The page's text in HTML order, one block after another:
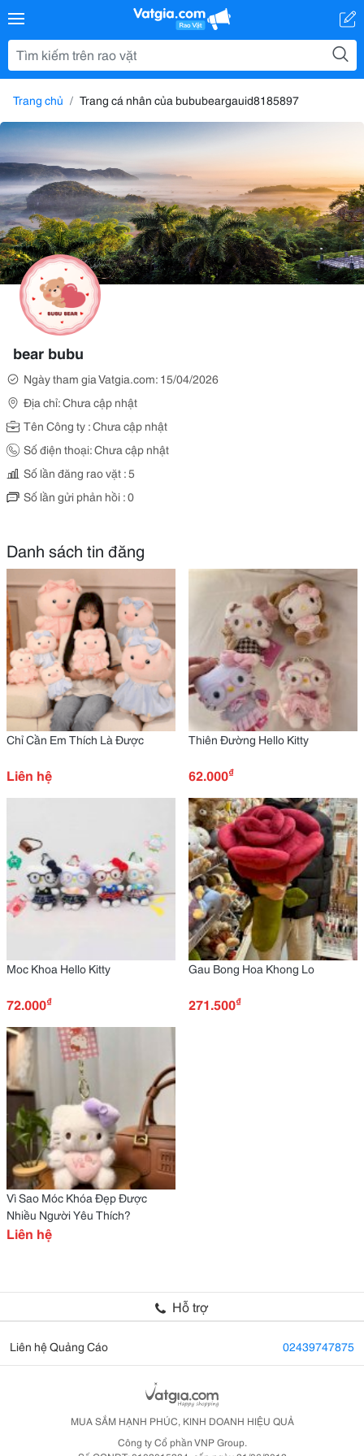
Trang chủ Trang cá nhân của bububeargauid8185897
bear bubu
Ngày tham gia Vatgia.com: 15/04/2026
Địa chỉ: Chưa cập nhật
Tên Công ty : Chưa cập nhật
Số điện thoại: Chưa cập nhật
Số lần đăng rao vặt : 5
Số lần gửi phản hồi : 0
Danh sách tin đăng
Chỉ Cần Em Thích Là Được
Liên hệ
Thiên Đường Hello Kitty
62.000₫
Moc Khoa Hello Kitty
72.000₫
Gau Bong Hoa Khong Lo
271.500₫
Vì Sao Móc Khóa Đẹp Được
Nhiều Người Yêu Thích?
Liên hệ
Hỗ trợ
Liên hệ Quảng Cáo 02439747875
MUA SẮM HẠNH PHÚC, KINH DOANH HIỆU QUẢ
Công ty Cổ phần VNP Group.